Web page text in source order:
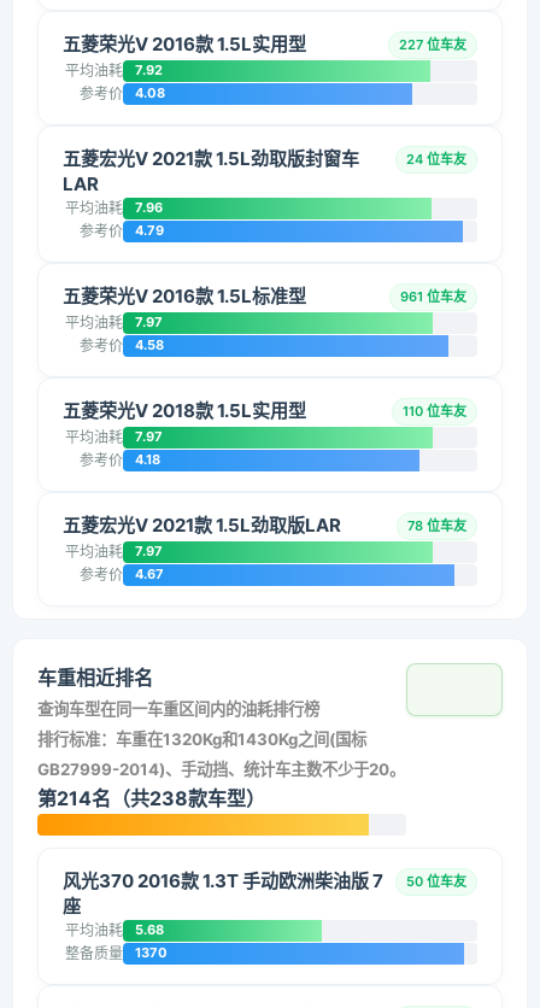
五菱荣光V 2016款 1.5L实用型 227 位车友
平均油耗 7.92
参考价 4.08
五菱宏光V 2021款 1.5L劲取版封窗车
LAR
24 位车友
平均油耗 7.96
参考价 4.79
五菱荣光V 2016款 1.5L标准型 961 位车友
平均油耗 7.97
参考价 4.58
五菱荣光V 2018款 1.5L实用型 110 位车友
平均油耗 7.97
参考价 4.18
五菱宏光V 2021款 1.5L劲取版LAR 78 位车友
平均油耗 7.97
参考价 4.67
车重相近排名
查询车型在同一车重区间内的油耗排行榜
排行标准：车重在1320Kg和1430Kg之间(国标
GB27999-2014)、手动挡、统计车主数不少于20。
第214名（共238款车型）
风光370 2016款 1.3T 手动欧洲柴油版 7
座
50 位车友
平均油耗 5.68
整备质量 1370